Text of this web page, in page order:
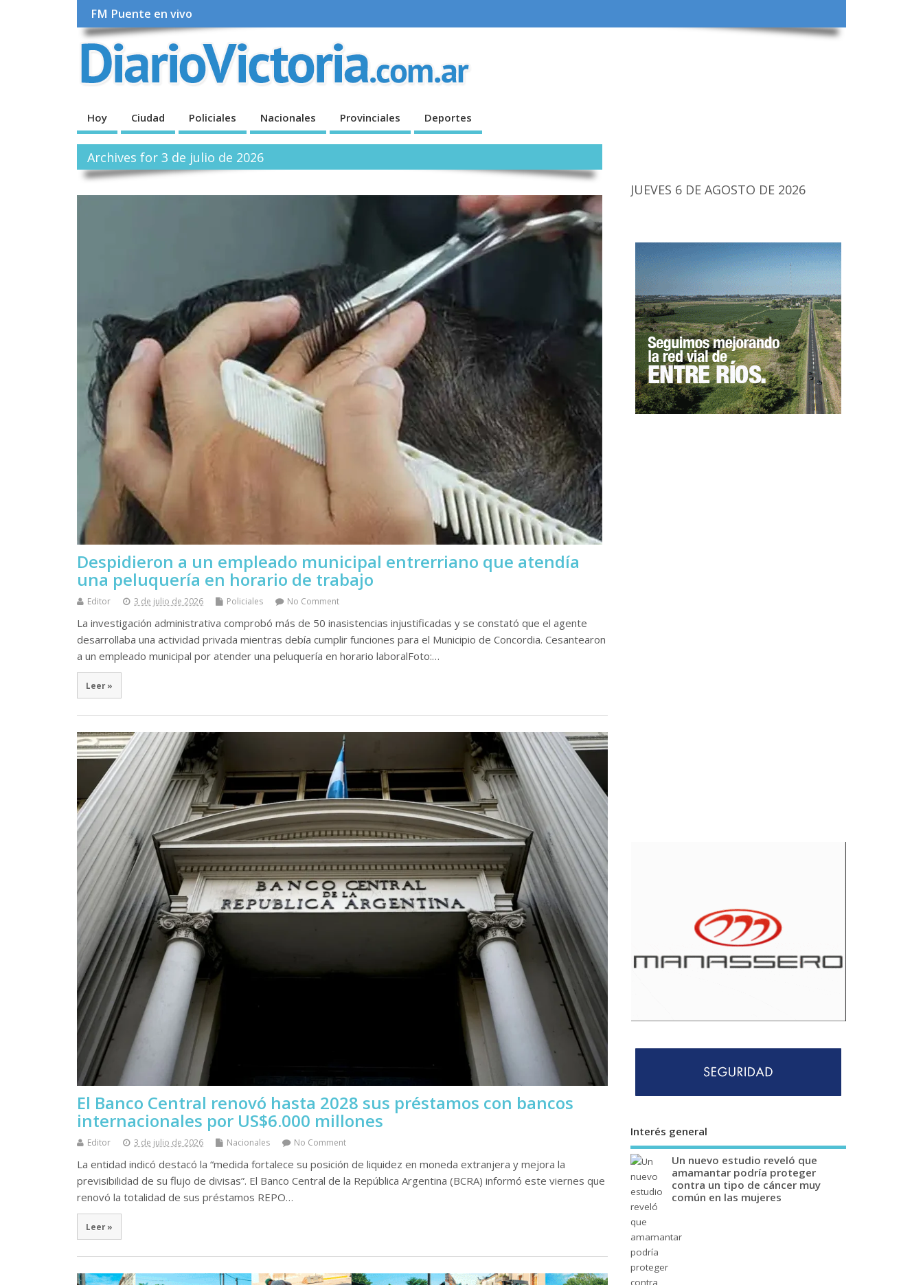
FM Puente en vivo
Hoy Ciudad Policiales Nacionales Provinciales Deportes
Archives for 3 de julio de 2026
Despidieron a un empleado municipal entrerriano que atendía
una peluquería en horario de trabajo
Editor 3 de julio de 2026 Policiales No Comment
La investigación administrativa comprobó más de 50 inasistencias injustificadas y se constató que el agente
desarrollaba una actividad privada mientras debía cumplir funciones para el Municipio de Concordia. Cesantearon
a un empleado municipal por atender una peluquería en horario laboralFoto:…
Leer »
El Banco Central renovó hasta 2028 sus préstamos con bancos
internacionales por US$6.000 millones
Editor 3 de julio de 2026 Nacionales No Comment
La entidad indicó destacó la “medida fortalece su posición de liquidez en moneda extranjera y mejora la
previsibilidad de su flujo de divisas”. El Banco Central de la República Argentina (BCRA) informó este viernes que
renovó la totalidad de sus préstamos REPO…
Leer »
JUEVES 6 DE AGOSTO DE 2026
Interés general
Un nuevo estudio reveló que
amamantar podría proteger
contra un tipo de cáncer muy
común en las mujeres